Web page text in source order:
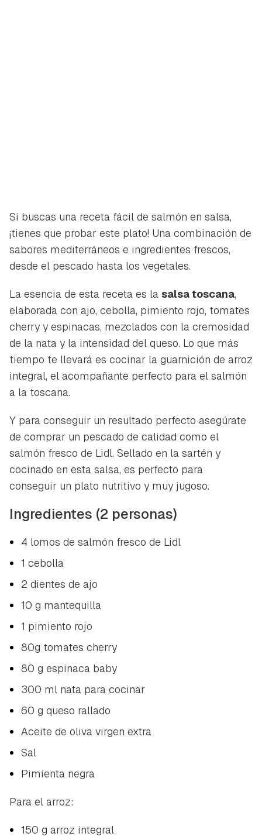
Si buscas una receta fácil de salmón en salsa,
¡tienes que probar este plato! Una combinación de
sabores mediterráneos e ingredientes frescos,
desde el pescado hasta los vegetales.
La esencia de esta receta es la salsa toscana,
elaborada con ajo, cebolla, pimiento rojo, tomates
cherry y espinacas, mezclados con la cremosidad
de la nata y la intensidad del queso. Lo que más
tiempo te llevará es cocinar la guarnición de arroz
integral, el acompañante perfecto para el salmón
a la toscana.
Y para conseguir un resultado perfecto asegúrate
de comprar un pescado de calidad como el
salmón fresco de Lidl. Sellado en la sartén y
cocinado en esta salsa, es perfecto para
conseguir un plato nutritivo y muy jugoso.
Ingredientes (2 personas)
4 lomos de salmón fresco de Lidl
1 cebolla
2 dientes de ajo
10 g mantequilla
1 pimiento rojo
80g tomates cherry
80 g espinaca baby
300 ml nata para cocinar
60 g queso rallado
Aceite de oliva virgen extra
Sal
Pimienta negra
Para el arroz:
150 g arroz integral